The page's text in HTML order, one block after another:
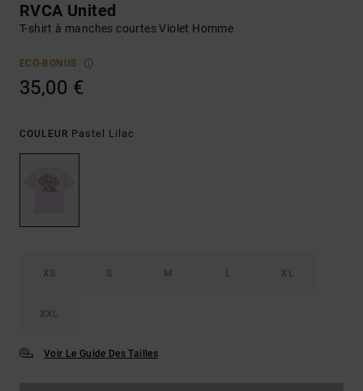
RVCA United
T-shirt à manches courtes Violet Homme
ECO-BONUS
35,00 €
COULEUR Pastel Lilac
XS S M L XL
XXL
Voir Le Guide Des Tailles